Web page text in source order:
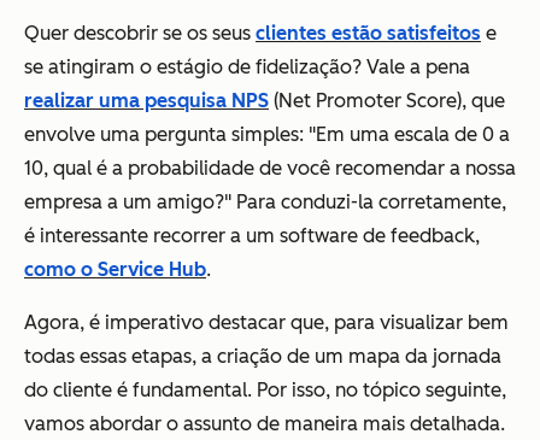
Quer descobrir se os seus clientes estão satisfeitos e
se atingiram o estágio de fidelização? Vale a pena
realizar uma pesquisa NPS (Net Promoter Score), que
envolve uma pergunta simples: "Em uma escala de 0 a
10, qual é a probabilidade de você recomendar a nossa
empresa a um amigo?" Para conduzi-la corretamente,
é interessante recorrer a um software de feedback,
como o Service Hub.
Agora, é imperativo destacar que, para visualizar bem
todas essas etapas, a criação de um mapa da jornada
do cliente é fundamental. Por isso, no tópico seguinte,
vamos abordar o assunto de maneira mais detalhada.